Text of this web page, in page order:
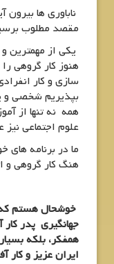
ناباوری ها
مقصد مطلوب
یکی از
هنوز کار گروهی
سازی و کار
بپذیریم شخصی و
همه نه تنها از
علوم اجتماعی
ما در برنامه های
هنگ کار گروهی و
خوشحال هستم که
جهانگیری پدر کار
همفکر، بلکه
ایران عزیز و کار